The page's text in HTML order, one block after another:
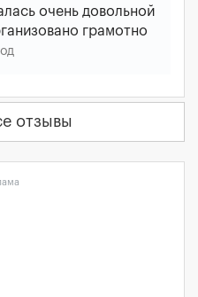
очень довольной
грамотно
отзывы